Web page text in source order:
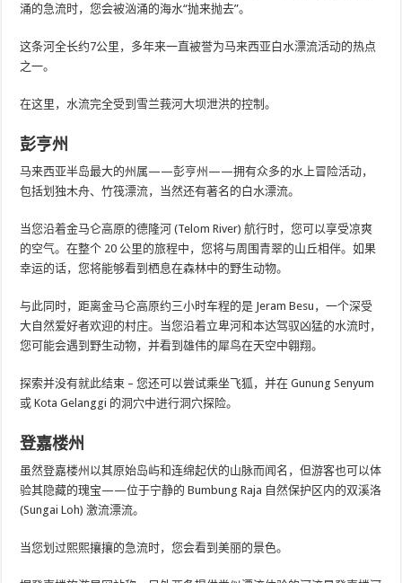
涌的急流时，您会被汹涌的海水“抛来抛去”。
这条河全长约7公里，多年来一直被誉为马来西亚白水漂流活动的热点
之一。
在这里，水流完全受到雪兰莪河大坝泄洪的控制。
彭亨州
马来西亚半岛最大的州属——彭亨州——拥有众多的水上冒险活动，
包括划独木舟、竹筏漂流，当然还有著名的白水漂流。
当您沿着金马仑高原的德隆河 (Telom River) 航行时，您可以享受凉爽
的空气。在整个 20 公里的旅程中，您将与周围青翠的山丘相伴。如果
幸运的话，您将能够看到栖息在森林中的野生动物。
与此同时，距离金马仑高原约三小时车程的是 Jeram Besu，一个深受
大自然爱好者欢迎的村庄。当您沿着立卑河和本达驾驭凶猛的水流时，
您可能会遇到野生动物，并看到雄伟的犀鸟在天空中翱翔。
探索并没有就此结束 – 您还可以尝试乘坐飞狐，并在 Gunung Senyum
或 Kota Gelanggi 的洞穴中进行洞穴探险。
登嘉楼州
虽然登嘉楼州以其原始岛屿和连绵起伏的山脉而闻名，但游客也可以体
验其隐藏的瑰宝——位于宁静的 Bumbung Raja 自然保护区内的双溪洛
(Sungai Loh) 激流漂流。
当您划过熙熙攘攘的急流时，您会看到美丽的景色。